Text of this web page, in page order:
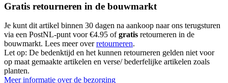
Gratis retourneren in de bouwmarkt
Je kunt dit artikel binnen 30 dagen na aankoop naar ons terugsturen
via een PostNL-punt voor €4.95 ofgratis retourneren in de
bouwmarkt. Lees meer overretourneren.
Let op: De bedenktijd en het kunnen retourneren gelden niet voor
op maat gemaakte artikelen en verse/ bederfelijke artikelen zoals
planten.
Meer informatie over de bezorging